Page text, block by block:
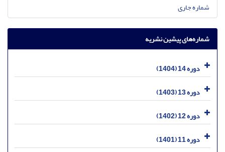
شماره جاری
شماره‌های پیشین نشریه
دوره 14 (1404)
دوره 13 (1403)
دوره 12 (1402)
دوره 11 (1401)